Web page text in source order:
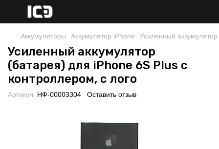
Аккумуляторы Аккумулятор iPhone Усиленный
Усиленный аккумулятор
(батарея) для iPhone 6S Plus с
контроллером, с лого
Артикул: НФ-00003304 Оставить отзыв